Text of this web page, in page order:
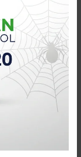
الشمالي
اتصل
بنا
01091560420